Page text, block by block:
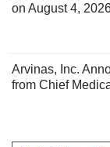
on August 4,
Arvinas, Inc.
from Chief